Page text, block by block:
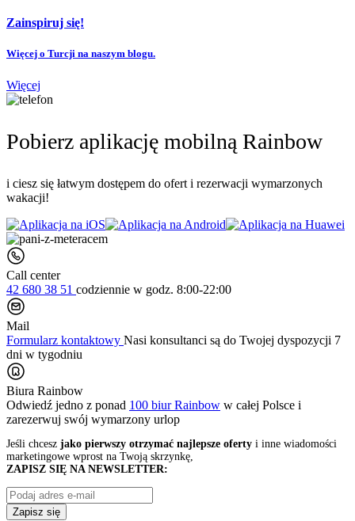
Zainspiruj się!
Więcej o Turcji na naszym blogu.
Więcej
Pobierz aplikację mobilną Rainbow
i ciesz się łatwym dostępem do ofert i rezerwacji wymarzonych
wakacji!
Call center
42 680 38 51 codziennie w godz. 8:00-22:00
Mail
Formularz kontaktowy Nasi konsultanci są do Twojej dyspozycji 7
dni w tygodniu
Biura Rainbow
Odwiedź jedno z ponad 100 biur Rainbow w całej Polsce i
zarezerwuj swój wymarzony urlop
Jeśli chcesz jako pierwszy otrzymać najlepsze oferty i inne wiadomości
marketingowe wprost na Twoją skrzynkę,
ZAPISZ SIĘ NA NEWSLETTER:
Zapisz się